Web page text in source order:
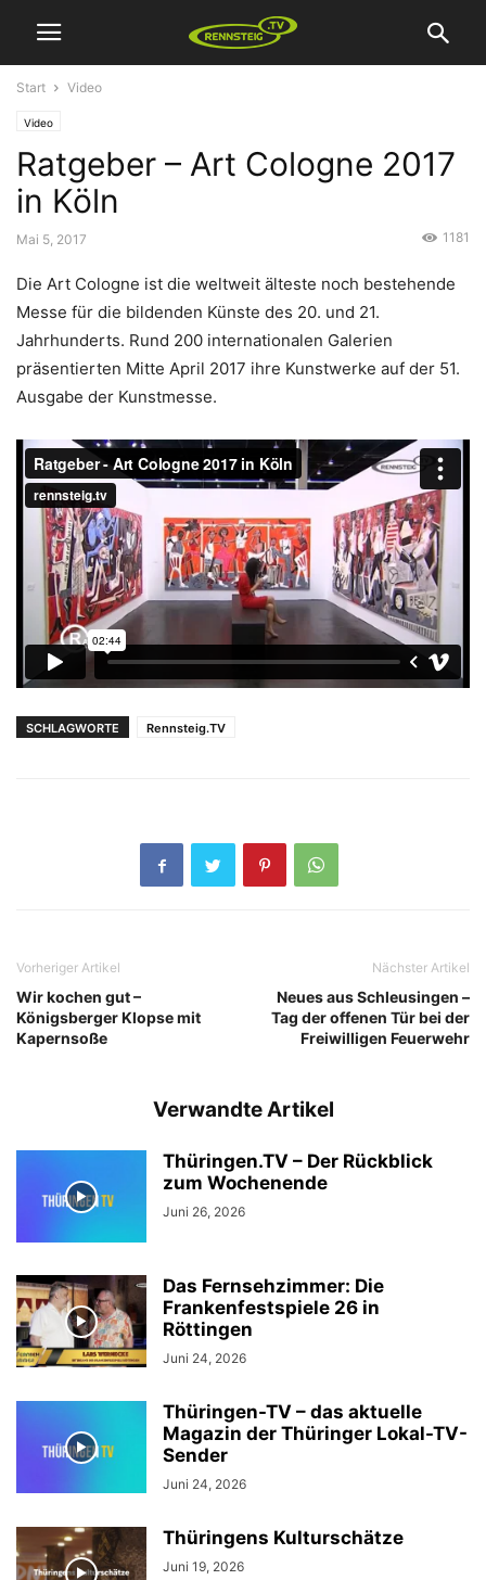
Start Video
Video
Ratgeber – Art Cologne 2017
in Köln
Mai 5, 2017 1181
Die Art Cologne ist die weltweit älteste noch bestehende
Messe für die bildenden Künste des 20. und 21.
Jahrhunderts. Rund 200 internationalen Galerien
präsentierten Mitte April 2017 ihre Kunstwerke auf der 51.
Ausgabe der Kunstmesse.
SCHLAGWORTE Rennsteig.TV
Vorheriger Artikel
Wir kochen gut –
Königsberger Klopse mit
Kapernsoße
Nächster Artikel
Neues aus Schleusingen –
Tag der offenen Tür bei der
Freiwilligen Feuerwehr
Verwandte Artikel
Thüringen.TV – Der Rückblick
zum Wochenende
Juni 26, 2026
Das Fernsehzimmer: Die
Frankenfestspiele 26 in
Röttingen
Juni 24, 2026
Thüringen-TV – das aktuelle
Magazin der Thüringer Lokal-TV-
Sender
Juni 24, 2026
Thüringens Kulturschätze
Juni 19, 2026